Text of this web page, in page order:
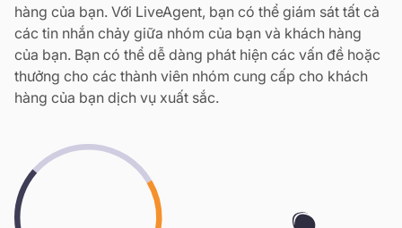
hàng của bạn. Với LiveAgent, bạn có thể giám sát tất cả
các tin nhắn chảy giữa nhóm của bạn và khách hàng
của bạn. Bạn có thể dễ dàng phát hiện các vấn đề hoặc
thưởng cho các thành viên nhóm cung cấp cho khách
hàng của bạn dịch vụ xuất sắc.